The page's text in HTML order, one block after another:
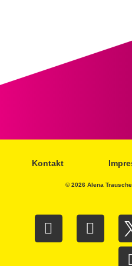
Kontakt
© 2026 Alena